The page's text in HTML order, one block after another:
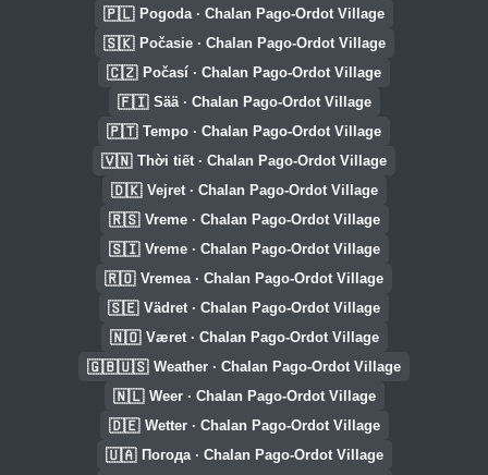
🇵🇱 Pogoda · Chalan Pago-Ordot Village
🇸🇰 Počasie · Chalan Pago-Ordot Village
🇨🇿 Počasí · Chalan Pago-Ordot Village
🇫🇮 Sää · Chalan Pago-Ordot Village
🇵🇹 Tempo · Chalan Pago-Ordot Village
🇻🇳 Thời tiết · Chalan Pago-Ordot Village
🇩🇰 Vejret · Chalan Pago-Ordot Village
🇷🇸 Vreme · Chalan Pago-Ordot Village
🇸🇮 Vreme · Chalan Pago-Ordot Village
🇷🇴 Vremea · Chalan Pago-Ordot Village
🇸🇪 Vädret · Chalan Pago-Ordot Village
🇳🇴 Været · Chalan Pago-Ordot Village
🇬🇧🇺🇸 Weather · Chalan Pago-Ordot Village
🇳🇱 Weer · Chalan Pago-Ordot Village
🇩🇪 Wetter · Chalan Pago-Ordot Village
🇺🇦 Погода · Chalan Pago-Ordot Village